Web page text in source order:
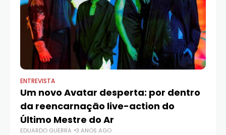
ENTREVISTA
Um novo Avatar desperta: por dentro
da reencarnação live-action do
Último Mestre do Ar
EDUARDO GUERRA 3 ANOS AGO